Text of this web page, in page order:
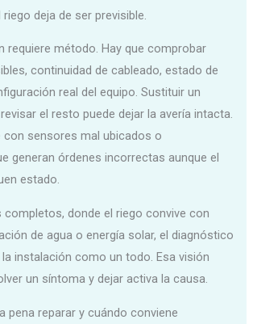
deja de ser previsible.
requiere método. Hay que comprobar
continuidad de cableado, estado de
real del equipo. Sustituir un
el resto puede dejar la avería intacta.
con sensores mal ubicados o
generan órdenes incorrectas aunque el
estado.
completos, donde el riego convive con
de agua o energía solar, el diagnóstico
instalación como un todo. Esa visión
un síntoma y dejar activa la causa.
pena reparar y cuándo conviene